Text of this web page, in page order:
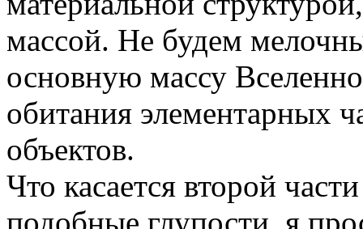
массой. Не будем
основную массу
обитания элементарных
объектов.
Что касается второй
подобные глупости, я